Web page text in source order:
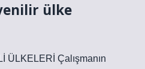
ülke
ÜLKELERİ Çalışmanın